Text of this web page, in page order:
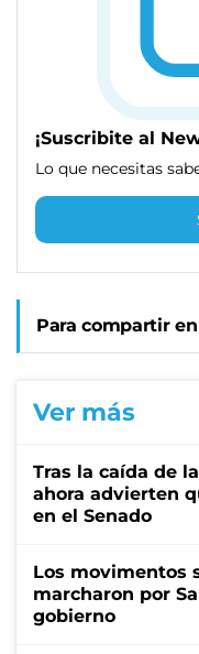
¡Suscribite al
Lo que necesitas
Para compartir
Ver más
Tras la caída de
ahora advierten
en el Senado
Los movimentos
marcharon por
gobierno